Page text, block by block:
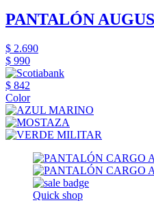
PANTALÓN
$ 2.690
$ 990
$ 842
Color
Quick shop